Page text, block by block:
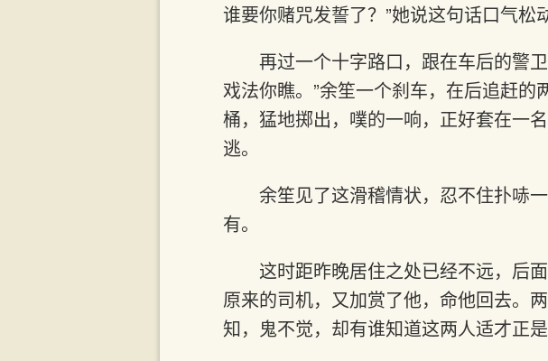
谁要你赌咒发誓了？”她说这句话口气松
再过一个十字路口，跟在车后的警
戏法你瞧。”余笙一个刹车，在后追赶
桶，猛地掷出，噗的一响，正好套在一
逃。
余笙见了这滑稽情状，忍不住扑哧
有。
这时距昨晚居住之处已经不远，后
原来的司机，又加赏了他，命他回去。
知，鬼不觉，却有谁知道这两人适才正